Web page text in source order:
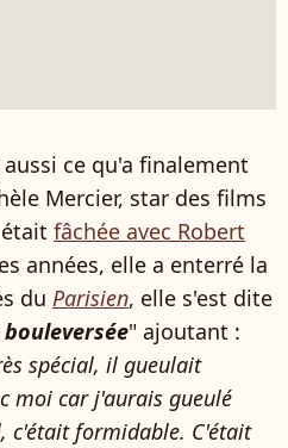
ce qu'a finalement
Mercier, star des films
fâchée avec Robert
années, elle a enterré la
du Parisien, elle s'est dite
" ajoutant :
spécial, il gueulait
moi car j'aurais gueulé
c'était formidable. C'était